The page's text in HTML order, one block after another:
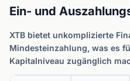
Ein- und
XTB bietet unkomplizierte
Mindesteinzahlung, was es
Kapitalniveau zugänglich